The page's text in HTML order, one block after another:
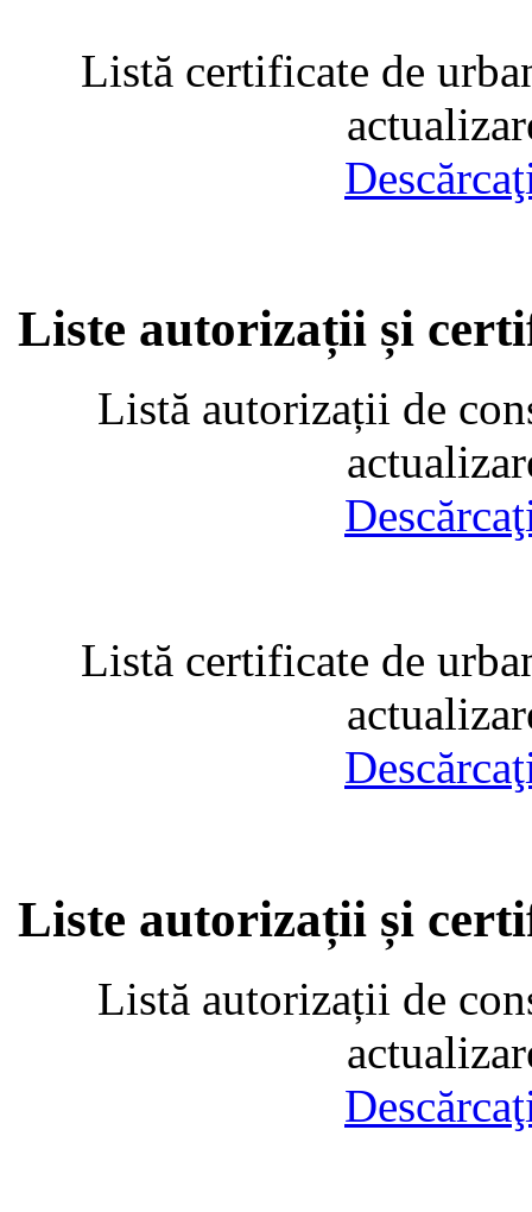
Listă certificate de
Liste autorizații și
Listă autorizații de
Listă certificate de
Liste autorizații și
Listă autorizații de